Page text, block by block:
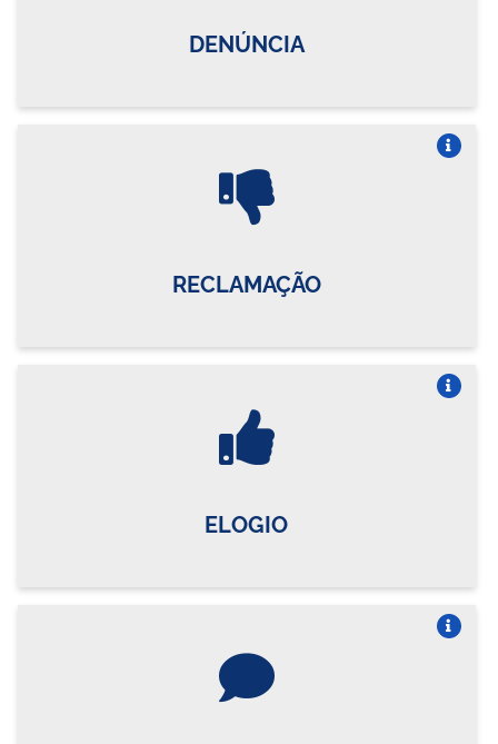
DENÚNCIA
RECLAMAÇÃO
ELOGIO